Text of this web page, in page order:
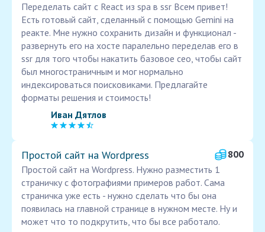
Переделать сайт с React из spa в ssr Всем привет!
Есть готовый сайт, сделанный с помощью Gemini на
реакте. Мне нужно сохранить дизайн и функционал -
развернуть его на хосте паралельно переделав его в
ssr для того чтобы накатить базовое сео, чтобы сайт
был многостраничным и мог нормально
индексироваться поисковиками. Предлагайте
форматы решения и стоимость!
Иван Дятлов
Простой сайт на Wordpress
800
Простой сайт на Wordpress. Нужно разместить 1
страничку с фотографиями примеров работ. Сама
страничка уже есть - нужно сделать что бы она
появилась на главной странице в нужном месте. Ну и
может что то подкрутить, что бы все работало.